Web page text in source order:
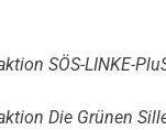
SÖS-LINKE-
Die Grünen